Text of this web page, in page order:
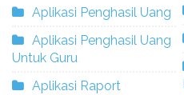
Aplikasi Penghasil Uang
Aplikasi Penghasil Uang
Untuk Guru
Aplikasi Raport